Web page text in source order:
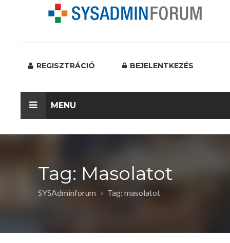
REGISZTRÁCIÓ BEJELENTKEZÉS
MENU
Tag: Masolatot
SYSAdminforum Tag: masolatot